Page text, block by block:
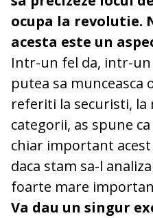
ocupa la revolutie.
acesta este un
Intr-un fel da, intr-
putea sa munceasca
referiti la securisti, la
categorii, as spune
chiar important acest
daca stam sa-l
foarte mare
Va dau un singur